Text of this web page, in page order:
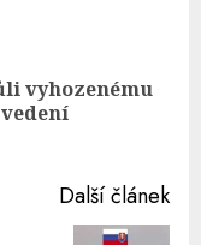
vyhozenému
Další článek